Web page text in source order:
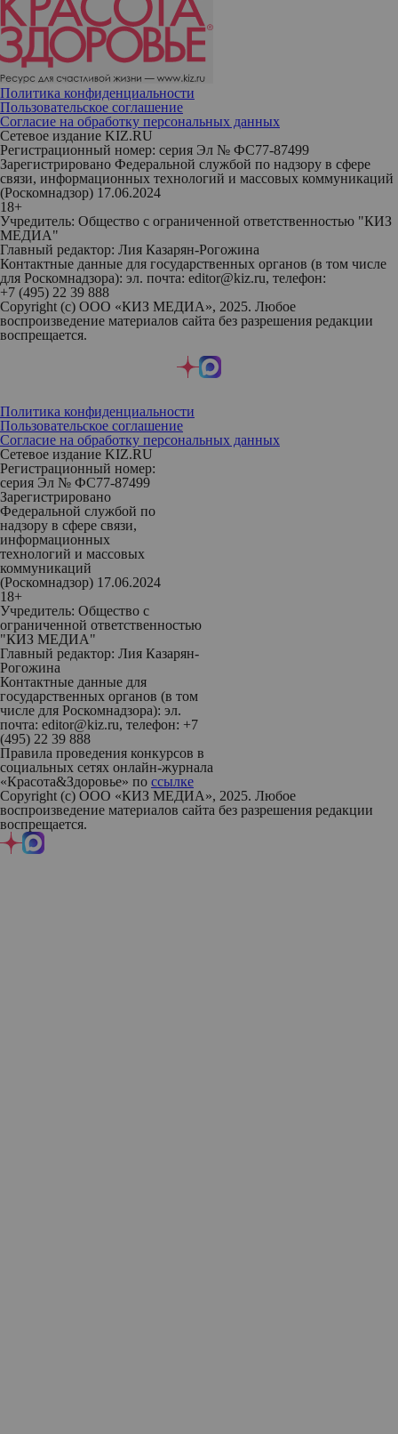
Политика конфиденциальности
Пользовательское соглашение
Согласие на обработку персональных данных
Сетевое издание KIZ.RU
Регистрационный номер: серия Эл № ФС77-87499
Зарегистрировано Федеральной службой по надзору в сфере
связи, информационных технологий и массовых коммуникаций
(Роскомнадзор) 17.06.2024
18+
Учредитель: Общество с ограниченной ответственностью "КИЗ
МЕДИА"
Главный редактор: Лия Казарян-Рогожина
Контактные данные для государственных органов (в том числе
для Роскомнадзора): эл. почта: editor@kiz.ru, телефон:
+7 (495) 22 39 888
Copyright (с) ООО «КИЗ МЕДИА», 2025. Любое
воспроизведение материалов сайта без разрешения редакции
воспрещается.
Политика конфиденциальности
Пользовательское соглашение
Согласие на обработку персональных данных
Сетевое издание KIZ.RU
Регистрационный номер:
серия Эл № ФС77-87499
Зарегистрировано
Федеральной службой по
надзору в сфере связи,
информационных
технологий и массовых
коммуникаций
(Роскомнадзор) 17.06.2024
18+
Учредитель: Общество с
ограниченной ответственностью
"КИЗ МЕДИА"
Главный редактор: Лия Казарян-
Рогожина
Контактные данные для
государственных органов (в том
числе для Роскомнадзора): эл.
почта: editor@kiz.ru, телефон: +7
(495) 22 39 888
Правила проведения конкурсов в
социальных сетях онлайн-журнала
«Красота&Здоровье» по ссылке
Copyright (с) ООО «КИЗ МЕДИА», 2025. Любое
воспроизведение материалов сайта без разрешения редакции
воспрещается.